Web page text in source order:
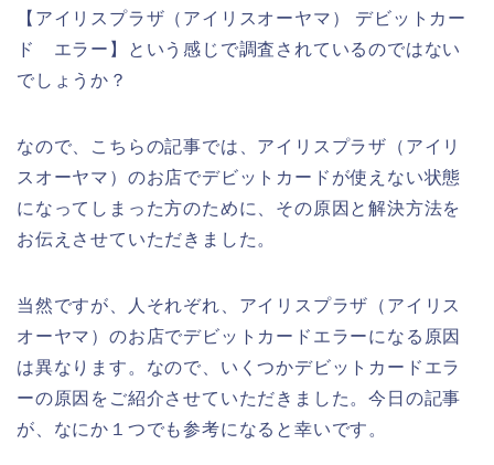
【アイリスプラザ（アイリスオーヤマ） デビットカー
ド エラー】という感じで調査されているのではない
でしょうか？
なので、こちらの記事では、アイリスプラザ（アイリ
スオーヤマ）のお店でデビットカードが使えない状態
になってしまった方のために、その原因と解決方法を
お伝えさせていただきました。
当然ですが、人それぞれ、アイリスプラザ（アイリス
オーヤマ）のお店でデビットカードエラーになる原因
は異なります。なので、いくつかデビットカードエラ
ーの原因をご紹介させていただきました。今日の記事
が、なにか１つでも参考になると幸いです。